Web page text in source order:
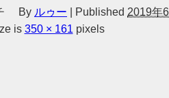
By ルゥー Published 2019年6
is 350 × 161 pixels